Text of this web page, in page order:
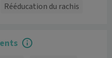
Rééducation du rachis